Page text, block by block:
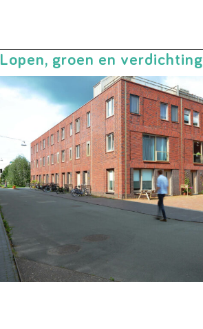
Lopen, groen en verdichting